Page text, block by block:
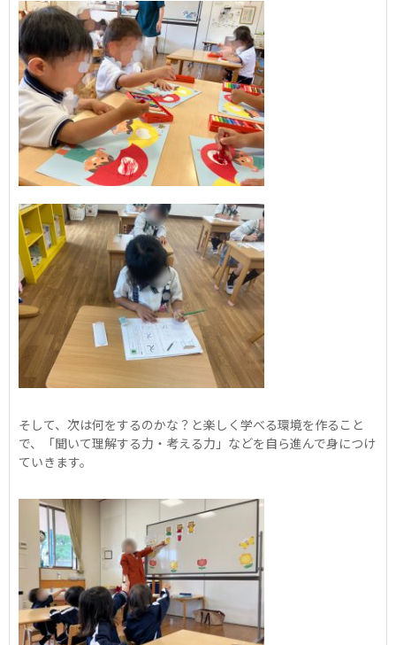
そして、次は何をするのかな？と楽しく学べる環境を作ること
で、「聞いて理解する力・考える力」などを自ら進んで身につけ
ていきます。